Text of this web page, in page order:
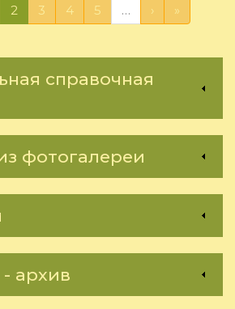
2 3 4 5 … › »
справочная
фотогалереи
архив